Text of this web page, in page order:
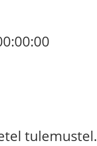
tulemustel.